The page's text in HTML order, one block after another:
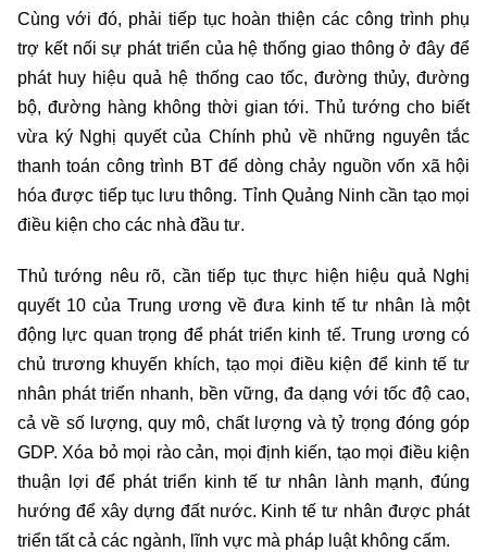
Cùng với đó, phải tiếp tục hoàn thiện các công trình phụ
trợ kết nối sự phát triển của hệ thống giao thông ở đây để
phát huy hiệu quả hệ thống cao tốc, đường thủy, đường
bộ, đường hàng không thời gian tới. Thủ tướng cho biết
vừa ký Nghị quyết của Chính phủ về những nguyên tắc
thanh toán công trình BT để dòng chảy nguồn vốn xã hội
hóa được tiếp tục lưu thông. Tỉnh Quảng Ninh cần tạo mọi
điều kiện cho các nhà đầu tư.
Thủ tướng nêu rõ, cần tiếp tục thực hiện hiệu quả Nghị
quyết 10 của Trung ương về đưa kinh tế tư nhân là một
động lực quan trọng để phát triển kinh tế. Trung ương có
chủ trương khuyến khích, tạo mọi điều kiện để kinh tế tư
nhân phát triển nhanh, bền vững, đa dạng với tốc độ cao,
cả về số lượng, quy mô, chất lượng và tỷ trọng đóng góp
GDP. Xóa bỏ mọi rào cản, mọi định kiến, tạo mọi điều kiện
thuận lợi để phát triển kinh tế tư nhân lành mạnh, đúng
hướng để xây dựng đất nước. Kinh tế tư nhân được phát
triển tất cả các ngành, lĩnh vực mà pháp luật không cấm.